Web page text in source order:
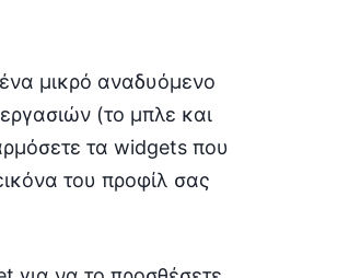
μικρό αναδυόμενο
(το μπλε και
τα widgets που
του προφίλ σας